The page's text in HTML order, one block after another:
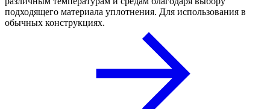
подходящего материала уплотнения. Для использования в
обычных конструкциях.